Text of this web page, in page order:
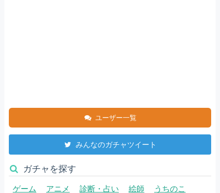
ユーザー一覧
みんなのガチャツイート
ガチャを探す
ゲーム アニメ 診断・占い 絵師
うちのこ